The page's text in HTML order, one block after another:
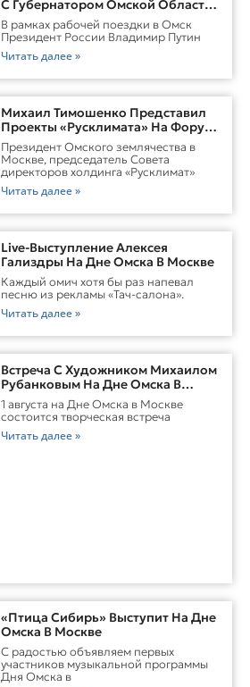
С Губернатором Омской Области
Виталием ХоценкоИсточник
В рамках рабочей поездки в Омск
Президент России Владимир Путин
Читать далее »
Михаил Тимошенко Представил
Проекты «Русклимата» На Форуме
России И Казахстана
Президент Омского землячества в
Москве, председатель Совета
директоров холдинга «Русклимат»
Читать далее »
Live-Выступление Алексея
Гализдры На Дне Омска В Москве
Каждый омич хотя бы раз напевал
песню из рекламы «Тач-салона».
Читать далее »
Встреча С Художником Михаилом
Рубанковым На Дне Омска В
Москве
1 августа на Дне Омска в Москве
состоится творческая встреча
Читать далее »
«Птица Сибирь» Выступит На Дне
Омска В Москве
С радостью объявляем первых
участников музыкальной программы
Дня Омска в